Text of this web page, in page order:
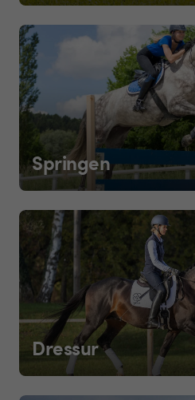
Springen
Dressur